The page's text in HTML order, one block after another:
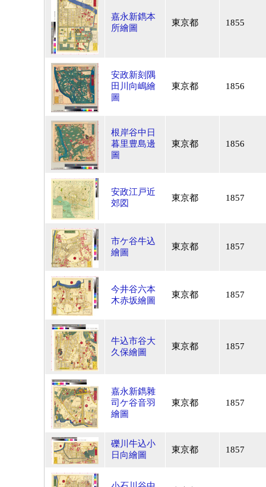
嘉永新鐫本
所繪圖
東京都 1855
安政新刻隅
田川向嶋繪
圖
東京都 1856
根岸谷中日
暮里豊島邊
圖
東京都 1856
安政江戸近
郊図
東京都 1857
市ケ谷牛込
繪圖
東京都 1857
今井谷六本
木赤坂繪圖
東京都 1857
牛込市谷大
久保繪圖
東京都 1857
嘉永新鐫雜
司ケ谷音羽
繪圖
東京都 1857
礫川牛込小
日向繪圖
東京都 1857